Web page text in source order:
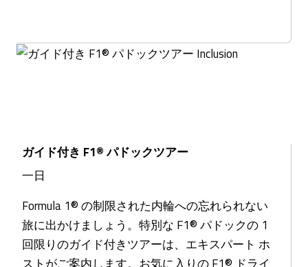
ガイド付き F1® パドックツアー
一日
Formula 1® の制限された内輪への忘れられない
旅に出かけましょう。特別な F1® パドックの 1
回限りのガイド付きツアーは、エキスパート ホ